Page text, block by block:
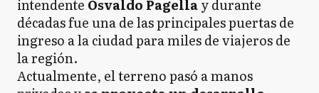
intendente Osvaldo Pagellay durante
décadas fue una de las principales puertas de
ingreso a la ciudad para miles de viajeros de
la región.
Actualmente, el terreno pasó a manos